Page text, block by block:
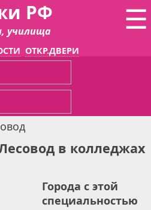
☰
РФ
училища
ОТКР.ДВЕРИ
в колледжах
Города с этой
специальностью